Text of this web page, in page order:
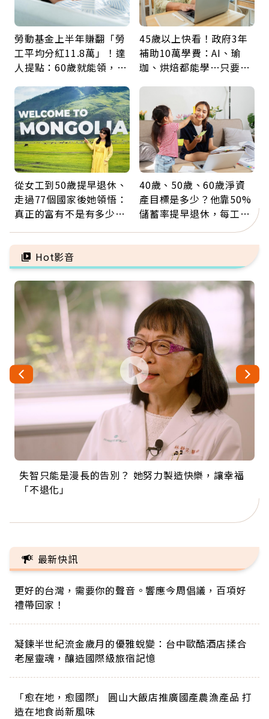
勞動基金上半年賺翻「勞
工平均分紅11.8萬」！達
人提點：60歲就能領，重
45歲以上快看！政府3年
補助10萬學費：AI、瑜
珈、烘焙都能學…只要願
從女工到50歲提早退休、
走過77個國家後她領悟：
真正的富有不是有多少
自由
40歲、50歲、60歲淨資
產目標是多少？他靠50%
儲蓄率提早退休，每工作
Hot影音
失智只能是漫長的告別？ 她努力製造快樂，讓幸福
「不退化」
來自剛果的巧克力神父 為台灣奉獻36年 「台灣是我
的家，我連作夢都講台語！」
63歲卸矽谷副總、搬回台灣找快樂！「蛋黃哥小
丑」走進安養院，逗樂上萬爺奶：退休後才開始真
104歲打破金氏世界紀錄 成為全球最年長羽球選
手，分享長壽的秘密原來是「這個」
事業巔峰他選擇追夢…黑手阿伯拉小提琴還登上小
巨蛋！連CNN都大讚！
最新快訊
更好的台灣，需要你的聲音。響應今周倡議，百項好
禮帶回家！
凝鍊半世紀流金歲月的優雅蛻變：台中歐酷酒店揉合
老屋靈魂，釀造國際級旅宿記憶
「愈在地，愈國際」 圓山大飯店推廣國產農漁產品 打
造在地食尚新風味